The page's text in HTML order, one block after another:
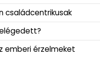
családcentrikusak
emberi érzelmeket